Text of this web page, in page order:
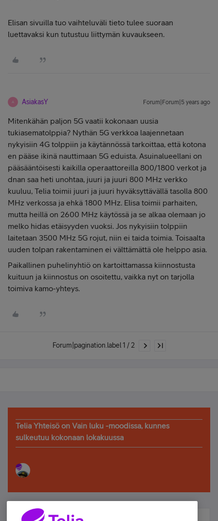
Elisan sivuilla tuo vaihteluväli tieto tulee suoraan
luettavaksi kun tutustuu liittymän kuvaukseen.
A AsiakasY Forum|Forum|5 years ago
Mitenkähän paljon 5G vaatii kokonaan uusia
tukiasematolppia? Nythän 5G verkkoa laajennetaan
nykyisiin 4G tolppiin ja käytännössä tarkoittaa, että kotona
en pääse ikinä nauttimaan 5G eduista. Asuinalueellani on
pääsääntöisesti kaikilla operaattoreilla 800/1800 verkot ja
dnan saa heti unohtaa, juuri ja juuri 800 MHz verkko
kuuluu, Telia toimii juuri ja juuri hyväksyttävällä tasolla 800
MHz verkossa ja ehkä 1800 MHz. Elisa toimii parhaiten,
mutta heillä on 2600 MHz käytössä ja se alkaa olemaan jo
melko hidas etäisyyden vuoksi. Jos nykyisiin tolppiin
laitetaan 3500 MHz 5G rojut, niin ei taida toimia. Toisaalta
uuden tolpan rakentaminen ei välttämättä ole helppo asia.
Paikallinen puhelinyhtiö on kartoittamassa kiinnostusta
kuituun ja kiinnostus on osoitettu, vaikka nyt on tarjolla
toimiva kamo-yhteys.
Forum|pagination.label 1 / 2
Telia Yhteisö on Vain luku -moodissa, kunnes
sulkeutuu kokonaan lokakuussa